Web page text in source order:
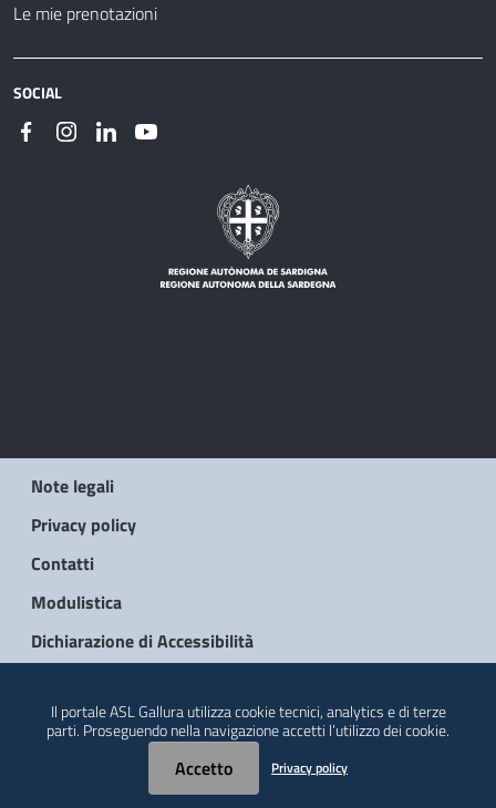
Le mie prenotazioni
SOCIAL
Note legali
Privacy policy
Contatti
Modulistica
Dichiarazione di Accessibilità
Il portale ASL Gallura utilizza cookie tecnici, analytics e di terze
parti. Proseguendo nella navigazione accetti l’utilizzo dei cookie.
Accetto Privacy policy